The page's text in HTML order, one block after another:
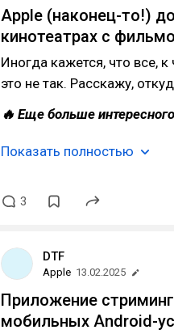
Apple (наконец-то!)
кинотеатрах с
Иногда кажется, что все,
это не так. Расскажу,
🔥 Еще больше
Показать полностью
3
DTF
Apple 13.02.2025
Приложение
мобильных Android-